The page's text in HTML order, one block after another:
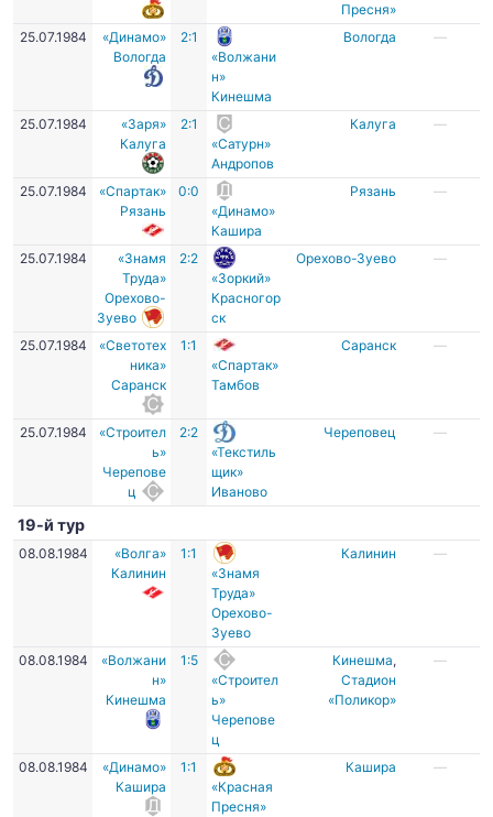
Пресня»
25.07.1984
«Динамо»
Вологда
2:1
«Волжани
н»
Кинешма
Вологда —
25.07.1984
«Заря»
Калуга
2:1
«Сатурн»
Андропов
Калуга —
25.07.1984
«Спартак»
Рязань
0:0
«Динамо»
Кашира
Рязань —
25.07.1984
«Знамя
Труда»
Орехово-
Зуево
2:2
«Зоркий»
Красногор
ск
Орехово-Зуево —
25.07.1984
«Светотех
ника»
Саранск
1:1
«Спартак»
Тамбов
Саранск —
25.07.1984
«Строител
ь»
Черепове
ц
2:2
«Текстиль
щик»
Иваново
Череповец —
19-й тур
08.08.1984
«Волга»
Калинин
1:1
«Знамя
Труда»
Орехово-
Зуево
Калинин —
08.08.1984
«Волжани
н»
Кинешма
1:5
«Строител
ь»
Черепове
ц
Кинешма,
Стадион
«Поликор»
—
08.08.1984
«Динамо»
Кашира
1:1
«Красная
Пресня»
Кашира —